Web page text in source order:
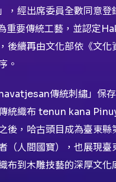
，經出席委員全數同意登
重要傳統工藝，並認定
後續再由文化部依《文化
。
傳統刺繡」保
統織布 tenun kana
後，哈古頭目成為臺東縣
（人間國寶），也展現臺
布到木雕技藝的深厚文化